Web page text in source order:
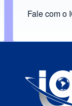
Fale com o